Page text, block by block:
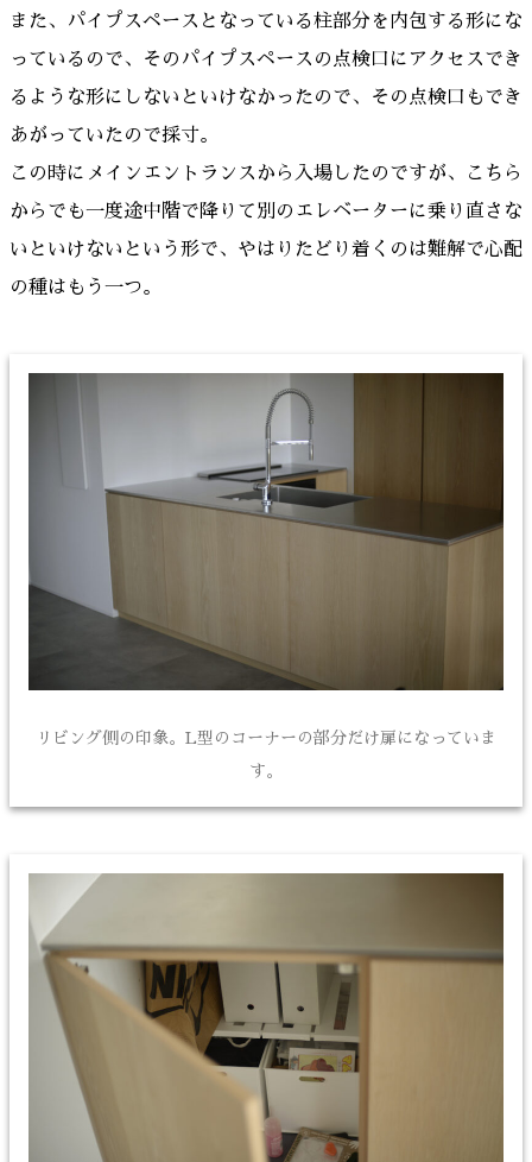
また、パイプスペースとなっている柱部分を内包する形にな
っているので、そのパイプスペースの点検口にアクセスでき
るような形にしないといけなかったので、その点検口もでき
あがっていたので採寸。
この時にメインエントランスから入場したのですが、こちら
からでも一度途中階で降りて別のエレベーターに乗り直さな
いといけないという形で、やはりたどり着くのは難解で心配
の種はもう一つ。
リビング側の印象。L型のコーナーの部分だけ扉になっていま
す。